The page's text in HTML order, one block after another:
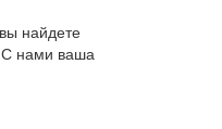
найдете
С нами ваша